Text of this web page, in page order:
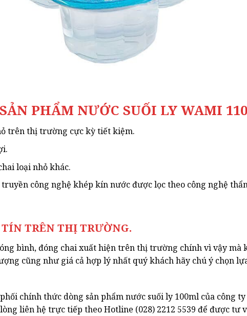
PHẨM NƯỚC SUỐI LY WAMI
trên thị trường cực kỳ tiết kiệm.
loại nhỏ khác.
công nghệ khép kín nước được lọc theo công nghệ
TRÊN THỊ TRƯỜNG.
bình, đóng chai xuất hiện trên thị trường chính vì vậy mà
cũng như giá cả hợp lý nhất quý khách hãy chú ý chọn
chính thức dòng sản phẩm nước suối ly 100ml của công
liên hệ trực tiếp theo Hotline (028) 2212 5539 để được tư